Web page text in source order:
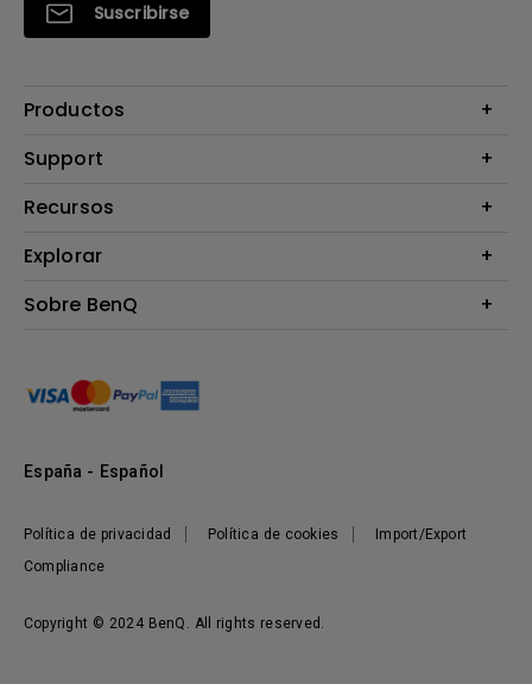
Suscribirse
Productos
Proyectores
Iluminación
Altavoz
Support
Contáctanos
Preguntas frecuentes sobre la tienda en línea de BenQ
Información de Devolución BenQ Shop
Recursos
Centros de información
Explorar
Embajadores de marca BenQ
Sobre BenQ
Responsabilidad social corporativa
Noticias
Copyright © 2024 BenQ. All rights reserved.
Política de privacidad Política de cookies
Import/Export
Compliance
España - Español